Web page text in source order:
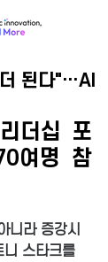
된다"…AI
더십 포
여명 참
니라 증강시
니 스타크를